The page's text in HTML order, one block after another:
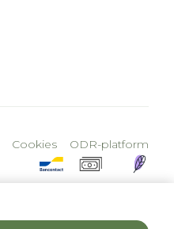
Cookies ODR-platform